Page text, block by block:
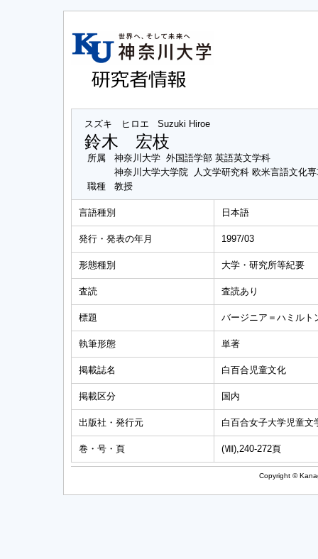
スズキ ヒロエ Suzuki Hiroe
鈴木 宏枝
所属
神奈川大学 外国語学部 英語英文学科
神奈川大学大学院 人文学研究科 欧米言語文化
職種
教授
言語種別 日本語
発行・発表の年月 1997/03
形態種別 大学・研究所等紀要
査読 査読あり
標題 バージニア＝ハミルト
執筆形態 単著
掲載誌名 白百合児童文化
掲載区分 国内
出版社・発行元 白百合女子大学児童文
巻・号・頁 (Ⅷ),240-272頁
Copyright ©